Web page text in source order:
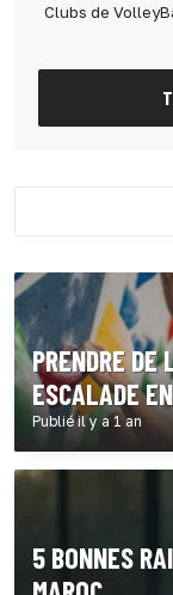
Clubs de
PRENDRE DE
ESCALADE
Publié il y a 1 an
5 BONNES